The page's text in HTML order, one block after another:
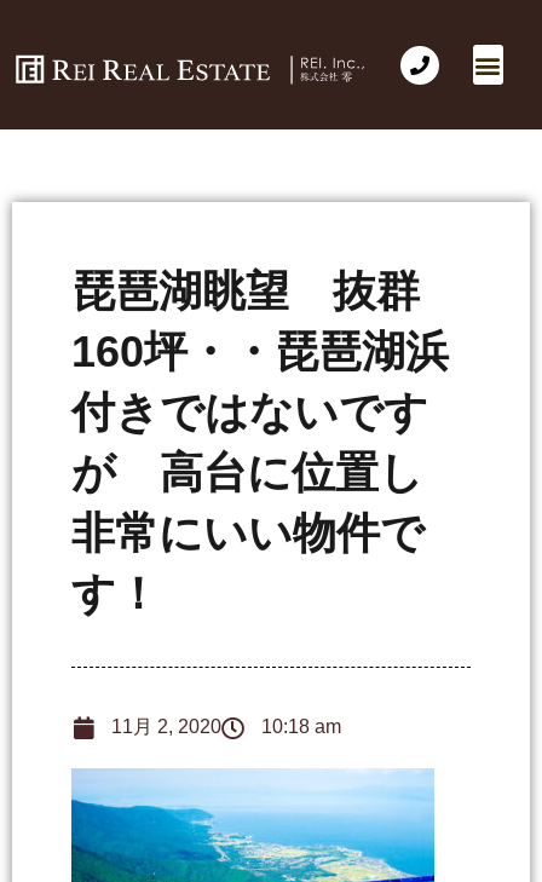
琵琶湖眺望 抜群
160坪・・琵琶湖浜
付きではないです
が 高台に位置し
非常にいい物件で
す！
11月 2, 2020 10:18 am